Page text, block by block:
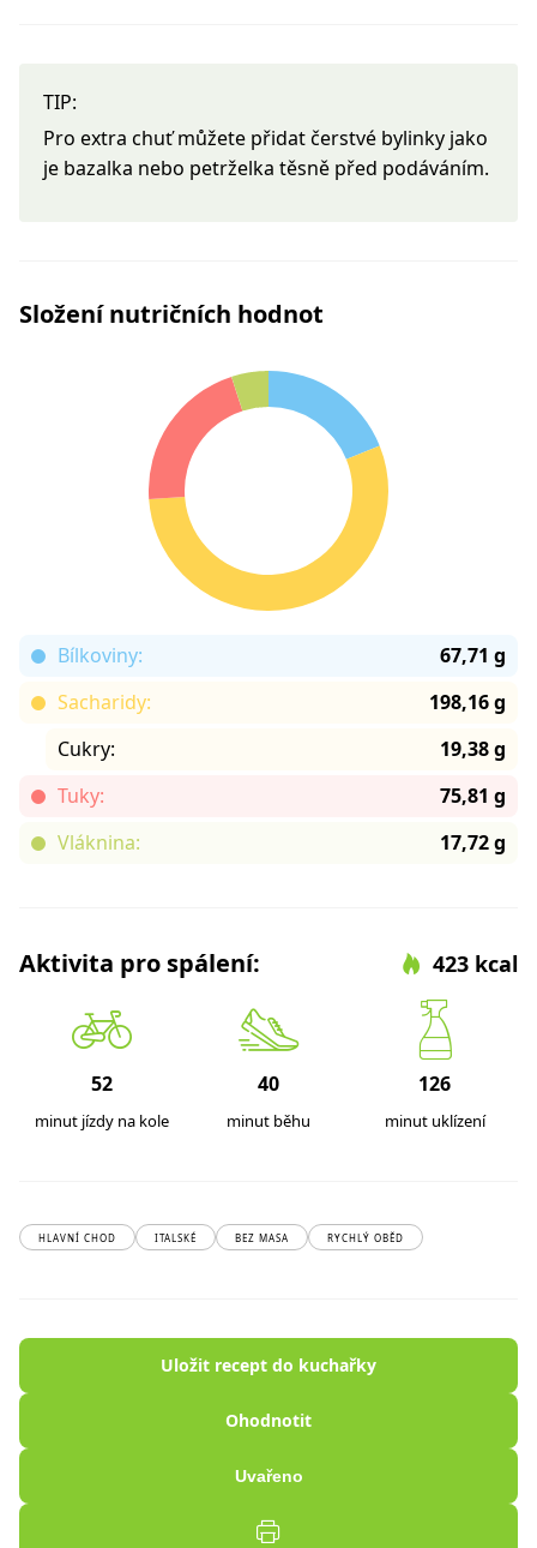
TIP:
Pro extra chuť můžete přidat čerstvé bylinky jako
je bazalka nebo petrželka těsně před podáváním.
Složení nutričních hodnot
Bílkoviny:
67,71 g
Sacharidy:
198,16 g
Cukry:
19,38 g
Tuky:
75,81 g
Vláknina:
17,72 g
Aktivita pro spálení: 423 kcal
52
minut jízdy na kole
40
minut běhu
126
minut uklízení
HLAVNÍ CHOD ITALSKÉ BEZ MASA RYCHLÝ OBĚD
Uložit recept do kuchařky
Ohodnotit
Uvařeno